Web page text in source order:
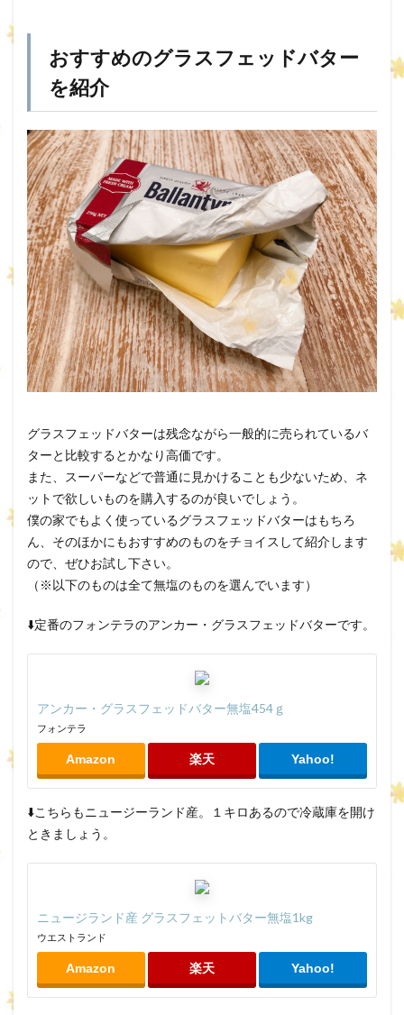
おすすめのグラスフェッドバター
を紹介
グラスフェッドバターは残念ながら一般的に売られているバ
ターと比較するとかなり高価です。
また、スーパーなどで普通に見かけることも少ないため、ネ
ットで欲しいものを購入するのが良いでしょう。
僕の家でもよく使っているグラスフェッドバターはもちろ
ん、そのほかにもおすすめのものをチョイスして紹介します
ので、ぜひお試し下さい。
（※以下のものは全て無塩のものを選んでいます）
⬇️定番のフォンテラのアンカー・グラスフェッドバターです。
アンカー・グラスフェッドバター無塩454ｇ
フォンテラ
Amazon 楽天 Yahoo!
⬇️こちらもニュージーランド産。１キロあるので冷蔵庫を開け
ときましょう。
ニュージランド産 グラスフェットバター無塩1kg
ウエストランド
Amazon 楽天 Yahoo!